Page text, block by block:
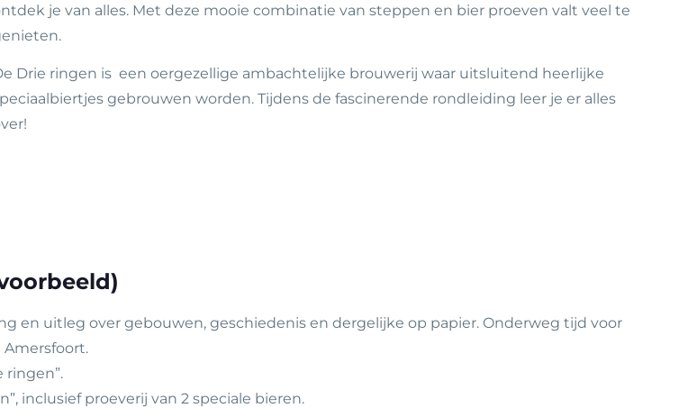
je van alles. Met deze mooie combinatie van steppen en bier proeven valt veel te
Drie ringen is een oergezellige ambachtelijke brouwerij waar uitsluitend heerlijke
gebrouwen worden. Tijdens de fascinerende rondleiding leer je er alles
en uitleg over gebouwen, geschiedenis en dergelijke op papier. Onderweg tijd voor
Amersfoort.
ringen”.
inclusief proeverij van 2 speciale bieren.